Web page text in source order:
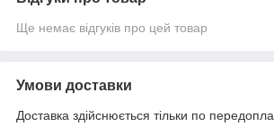
Ще немає відгуків про цей товар
Умови доставки
Доставка здійснюється тільки по